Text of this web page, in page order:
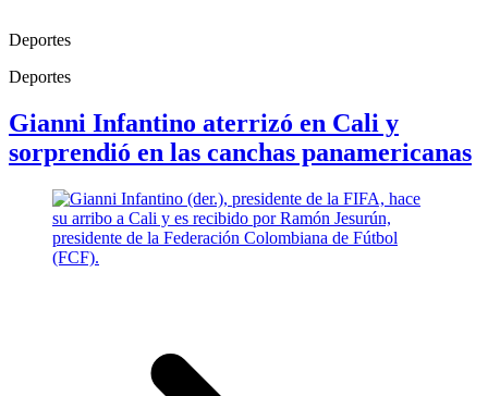
Deportes
Deportes
Gianni Infantino aterrizó en Cali y
sorprendió en las canchas panamericanas